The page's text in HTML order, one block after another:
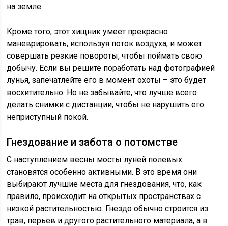
на земле.
Кроме того, этот хищник умеет прекрасно
маневрировать, используя поток воздуха, и может
совершать резкие повороты, чтобы поймать свою
добычу. Если вы решите поработать над фотографией
лунья, запечатлейте его в момент охоты – это будет
восхитительно. Но не забывайте, что лучше всего
делать снимки с дистанции, чтобы не нарушить его
неприступный покой.
Гнездование и забота о потомстве
С наступлением весны мосты луней полевых
становятся особенно активными. В это время они
выбирают лучшие места для гнездования, что, как
правило, происходит на открытых пространствах с
низкой растительностью. Гнездо обычно строится из
трав, перьев и другого растительного материала, а в